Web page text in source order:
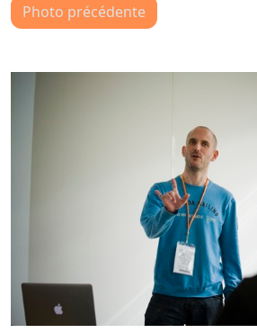
Photo précédente